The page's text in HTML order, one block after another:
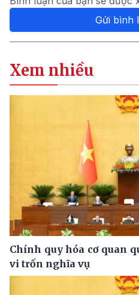
Gửi bình
Xem nhiều
Chính quy hóa cơ quan
vi trốn nghĩa vụ